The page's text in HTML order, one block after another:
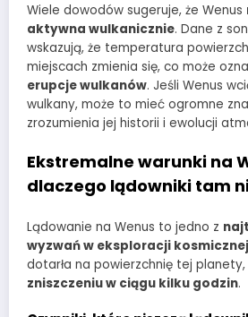
Wiele dowodów sugeruje, że Wenus
aktywna wulkanicznie. Dane z
wskazują, że temperatura
miejscach zmienia się, co może
erupcje wulkanów. Jeśli Wenus
wulkany, może to mieć ogromne
zrozumienia jej historii i ewolucji
Ekstremalne warunki na
dlaczego lądowniki tam
Lądowanie na Wenus to jedno z
wyzwań w eksploracji kosmicznej
dotarła na powierzchnię tej planety,
zniszczeniu w ciągu kilku godzin.